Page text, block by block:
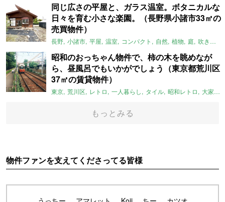
同じ広さの平屋と、ガラス温室。ボタニカルな
日々を育む小さな楽園。（長野県小諸市33㎡の
売買物件）
長野 小諸市 平屋 温室 コンパクト 自然 植物 庭 吹き抜け
昭和のおっちゃん物件で、柿の木を眺めなが
ら、昼風呂でもいかがでしょう（東京都荒川区
37㎡の賃貸物件）
東京 荒川区 レトロ 一人暮らし タイル 昭和レトロ 大家女子
もっとみる
物件ファンを支えてくださってる皆様